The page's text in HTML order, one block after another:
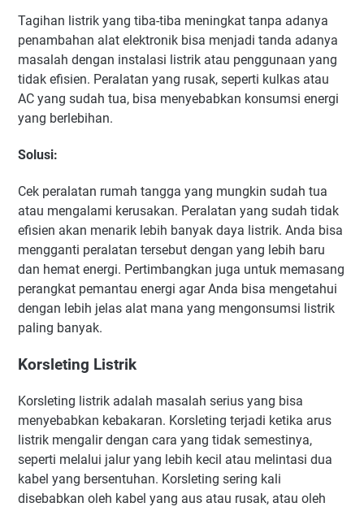
Tagihan listrik yang tiba-tiba meningkat tanpa adanya
penambahan alat elektronik bisa menjadi tanda adanya
masalah dengan instalasi listrik atau penggunaan yang
tidak efisien. Peralatan yang rusak, seperti kulkas atau
AC yang sudah tua, bisa menyebabkan konsumsi energi
yang berlebihan.
Solusi:
Cek peralatan rumah tangga yang mungkin sudah tua
atau mengalami kerusakan. Peralatan yang sudah tidak
efisien akan menarik lebih banyak daya listrik. Anda bisa
mengganti peralatan tersebut dengan yang lebih baru
dan hemat energi. Pertimbangkan juga untuk memasang
perangkat pemantau energi agar Anda bisa mengetahui
dengan lebih jelas alat mana yang mengonsumsi listrik
paling banyak.
Korsleting Listrik
Korsleting listrik adalah masalah serius yang bisa
menyebabkan kebakaran. Korsleting terjadi ketika arus
listrik mengalir dengan cara yang tidak semestinya,
seperti melalui jalur yang lebih kecil atau melintasi dua
kabel yang bersentuhan. Korsleting sering kali
disebabkan oleh kabel yang aus atau rusak, atau oleh